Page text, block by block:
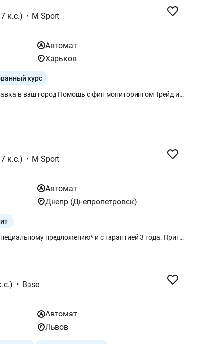
к.с.) • M Sport
Автомат
Харьков
курс
Дистанционное приобретение Доставка в ваш город Помощь с фин мониторингом Трейд ин, финансирование Цвет Carbon Black metallic Обивка салона M Alcantara Veganza Цвет Black 225 Стандартные настройки подвески 552 Адаптивные светодиодные фары 5AS Driving Assistant 6AF Legal emergency call 85A Меню на украинском языке 89Z Руководство пользователя на украинском языке 8TF Активная защита пешеходов 337 Пакет `M Sport` 704 Подвеска `M Sport` 710 М Рулевое колесо с кожаной обивкой 760 BMW Individual обработка кузова High - gloss Shadow Line 775 BMW Individual обработка потолка `Anthracite` 3G8 19" M легкосплавные диски Double-spoke style 935 M Bicoloour Black Grey 43R Панели салона Dark Silver M в комбинации с Aluminium Rhombicle 9T1 M Sport экстерьер 9T2 M Sport интерьер 9TA Специальный дополнительный контент M Sport 9CY Украинский пакет (Ukrainian package) 248 Подигрывания руля 322 Система комфортного доступа 459 Электропривод передних сидений с памятью положения для водительского сиденья 494 Подогрев передних сидений 2PA Болты-секретки для колес 2VB Индикатор давления в шинах 2VC Комплект для ремонта шин 4A2 Оформление `CraftedClarity` 4UR Рассеянное освещение салона 6AE Teleservices 6AK ConnectedDrive Services 6C6 Пакет Connected неограниченный 6NX Беспроводная зарядка с охлаждением устройства 85A Меню на украинском языке 89Z Руководство пользователя на украинском языке
к.с.) • M Sport
Автомат
Днепр (Днепропетровск)
BMW 5 серии Touring в наличии по специальному предложению* и с гарантией 3 года. Приглашаем на осмотр Дополнительное оборудование Индикатор давления в шинах Комплект для ремонта шин BMW Digital Key Подогрев передних сидений Рассеянное освещение салона Teleservices Legal emergencycall ConnectedDriveServices Пакет Connected неограниченный Беспроводная зарядка с охлаждением устройства Меню на украинском языке Руководство пользователя на украинском языке Активная защита пешеходов
• Base
Автомат
Львов